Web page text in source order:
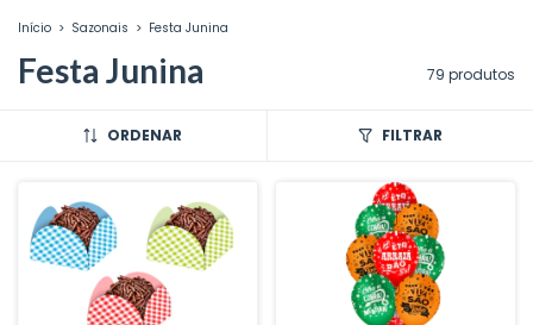
Início > Sazonais > Festa Junina
Festa Junina 79 produtos
ORDENAR FILTRAR